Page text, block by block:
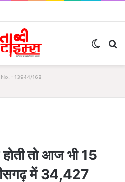
No. : 13944/168
तो आज भी 15
में 34,427